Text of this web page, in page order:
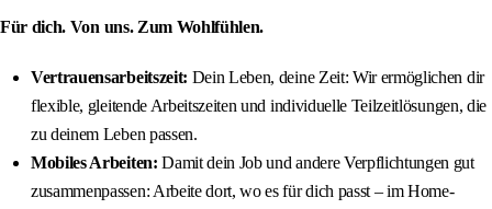
Für dich. Von uns. Zum Wohlfühlen.
Vertrauensarbeitszeit: Dein Leben, deine Zeit: Wir ermöglichen dir
flexible, gleitende Arbeitszeiten und individuelle Teilzeitlösungen, die
zu deinem Leben passen.
Mobiles Arbeiten: Damit dein Job und andere Verpflichtungen gut
zusammenpassen: Arbeite dort, wo es für dich passt – im Home-